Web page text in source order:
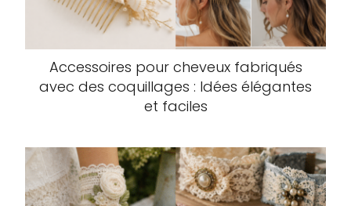
Accessoires pour cheveux fabriqués
avec des coquillages : Idées élégantes
et faciles